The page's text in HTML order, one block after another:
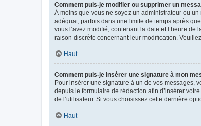
Comment puis-je modifier ou supprimer un
À moins que vous ne soyez un administrateur ou
adéquat, parfois dans une limite de temps après
vous l’avez modifié, contenant la date et l’heure de
raison discrète concernant leur modification.
Haut
Comment puis-je insérer une signature à mon
Pour insérer une signature à un de vos messages,
depuis le formulaire de rédaction afin d’insérer
de l’utilisateur. Si vous choisissez cette dernière
Haut